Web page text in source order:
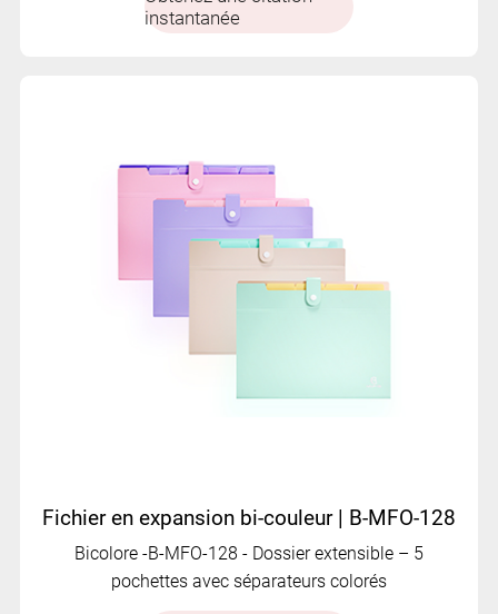
instantanée
Fichier en expansion bi-couleur | B-MFO-128
Bicolore -B-MFO-128 - Dossier extensible – 5
pochettes avec séparateurs colorés